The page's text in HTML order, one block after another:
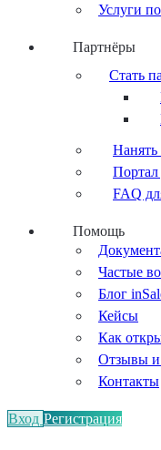
Услуги
Партнёры
Стать
Нанять
Портал
FAQ
Помощь
Частые
Блог
Кейсы
Как
Отзывы и
Контакты
Вход Регистрация